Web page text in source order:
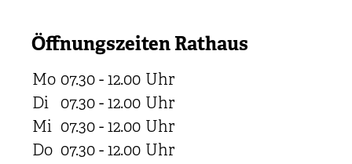
Öffnungszeiten Rathaus
Mo 07.30 - 12.00 Uhr
Di
07.30 - 12.00 Uhr
Mi 07.30 - 12.00 Uhr
Do 07.30 - 12.00 Uhr